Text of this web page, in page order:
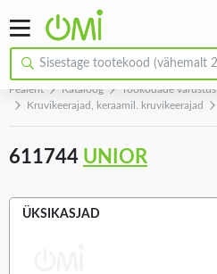
Pealeht Kataloog Töökodade varustus
Kruvikeerajad, keraamil. kruvikeerajad
611744 UNIOR
ÜKSIKASJAD